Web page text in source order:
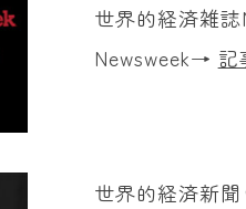
世界的経済雑
Newsweek→ 記
世界的経済新